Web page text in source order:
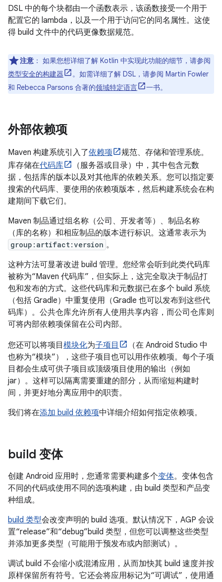
DSL 中的每个块都由一个函数表示，该函数接受一个用于
配置它的 lambda，以及一个用于访问它的同名属性。这使
得 build 文件中的代码更像数据规范。
注意 ： 如果您想详细了解 Kotlin 中实现此功能的细节，请参阅
类型安全的构建器
。如需详细了解 DSL，请参阅 Martin Fowler
和 Rebecca Parsons 合著的领域特定语言 一书。
外部依赖项
Maven 构建系统引入了依赖项
规范、存储和管理系统。
库存储在代码库
（服务器或目录）中，其中包含元数
据，包括库的版本以及对其他库的依赖关系。您可以指定要
搜索的代码库、要使用的依赖项版本，然后构建系统会在构
建期间下载它们。
Maven 制品通过组名称（公司、开发者等）、制品名称
（库的名称）和相应制品的版本进行标识。这通常表示为
group:artifact:version 。
这种方法可显著改进 build 管理。您经常会听到此类代码库
被称为“Maven 代码库”，但实际上，这完全取决于制品打
包和发布的方式。这些代码库和元数据已在多个 build 系统
（包括 Gradle）中重复使用（Gradle 也可以发布到这些代
码库）。公共仓库允许所有人使用共享内容，而公司仓库则
可将内部依赖项保留在公司内部。
您还可以将项目 模块化为子项目
（在 Android Studio 中
也称为“模块”），这些子项目也可以用作依赖项。每个子项
目都会生成可供子项目或顶级项目使用的输出（例如
jar）。这样可以隔离需要重建的部分，从而缩短构建时
间，并更好地分离应用中的职责。
我们将在添加 build 依赖项中详细介绍如何指定依赖项。
build 变体
创建 Android 应用时，您通常需要构建多个变体。变体包含
不同的代码或使用不同的选项构建，由 build 类型和产品变
种组成。
build 类型会改变声明的 build 选项。默认情况下，AGP 会设
置“release”和“debug”build 类型，但您可以调整这些类型
并添加更多类型（可能用于预发布或内部测试）。
调试 build 不会缩小或混淆应用，从而加快其 build 速度并按
原样保留所有符号。它还会将应用标记为“可调试”，使用通